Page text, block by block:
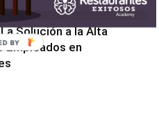
Solución a la Alta
Empleados en